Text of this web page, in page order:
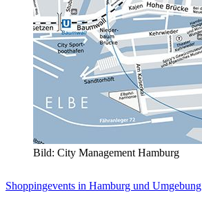
Bild: City Management Hamburg
Shoppingevents in Hamburg und Umgebung